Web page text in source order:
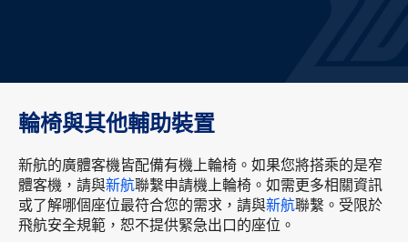
輪椅與其他輔助裝置
新航的廣體客機皆配備有機上輪椅。如果您將搭乘的是窄
體客機，請與新航聯繫申請機上輪椅。如需更多相關資訊
或了解哪個座位最符合您的需求，請與新航聯繫。受限於
飛航安全規範，恕不提供緊急出口的座位。